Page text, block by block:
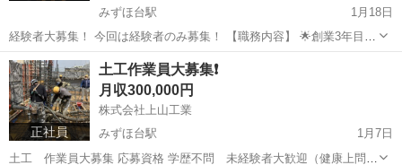
みずほ台駅
1月18日
経験者大募集！ 今回は経験者のみ募集！ 【職務内容】 🌟創業3年目の
当社は、若手中心の5名チームで大型建設プロジェクトの鳶工事を専門
に展開 🌟新設企業だから風通し抜群！活気あふれる職場 🌟多くの長期
案件で安定した収入が魅力...
埼玉 富士見市 みずほ台駅 鳶職
正社員
土工作業員大募集❗️
月収300,000円
株式会社上山工業
みずほ台駅
1月7日
土工 作業員大募集 応募資格 学歴不問 未経験者大歓迎（健康上問題